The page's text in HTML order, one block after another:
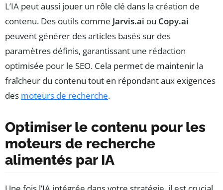
L’IA peut aussi jouer un rôle clé dans la création de
contenu. Des outils comme Jarvis.ai ou Copy.ai
peuvent générer des articles basés sur des
paramètres définis, garantissant une rédaction
optimisée pour le SEO. Cela permet de maintenir la
fraîcheur du contenu tout en répondant aux exigences
des moteurs de recherche.
Optimiser le contenu pour les
moteurs de recherche
alimentés par IA